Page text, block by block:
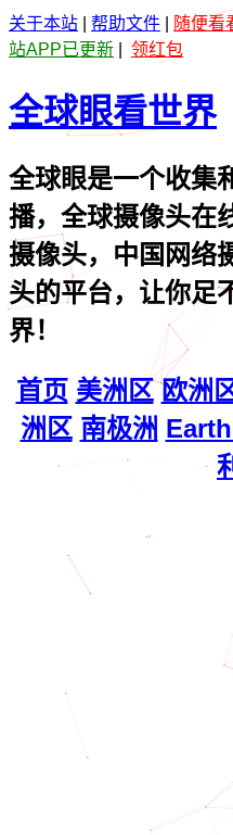
关于本站 帮助文件 随便看
站APP已更新
领红包
全球眼看世界
全球眼是一个收集
播，全球摄像头在
摄像头，中国网络
头的平台，让你足
界！
首页 美洲区 欧洲
洲区 南极洲